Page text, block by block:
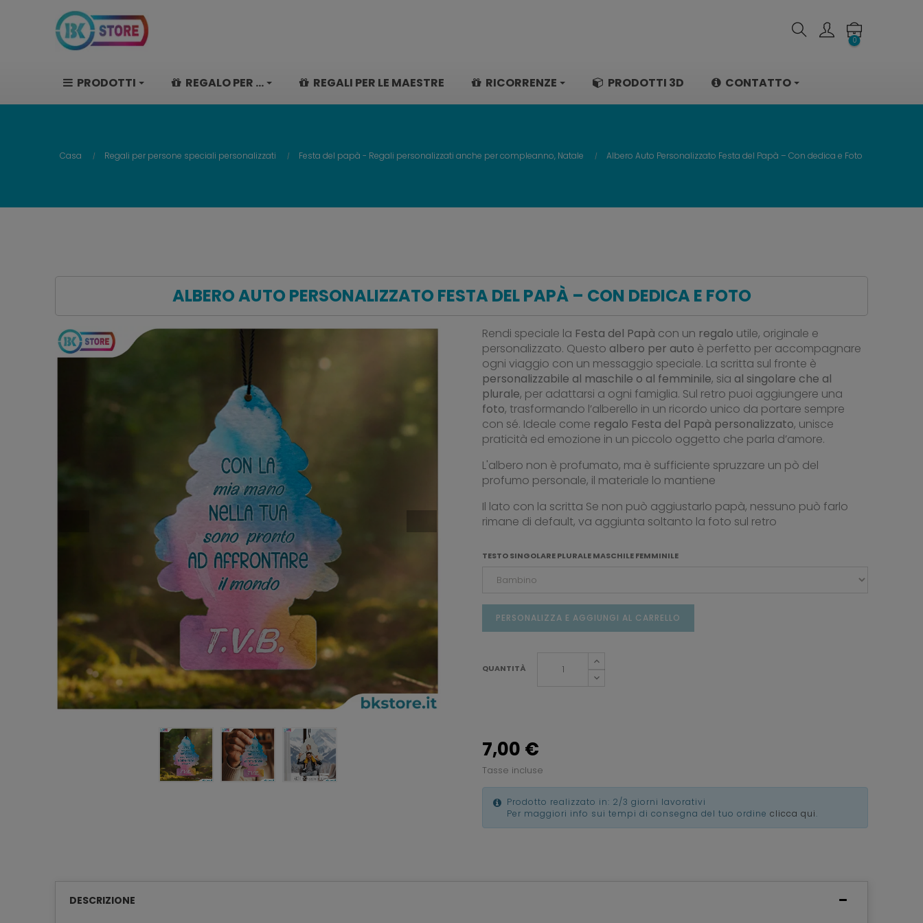
0
PRODOTTI REGALO PER ... REGALI PER LE MAESTRE RICORRENZE PRODOTTI 3D CONTATTO
Casa Regali per persone speciali personalizzati Festa del papà - Regali personalizzati anche per compleanno, Natale Albero Auto Personalizzato Festa del Papà – Con dedica e Foto
ALBERO AUTO PERSONALIZZATO FESTA DEL PAPÀ – CON DEDICA E FOTO
Rendi speciale la Festa del Papà con un regalo utile, originale e
personalizzato. Questo albero per auto è perfetto per accompagnare
ogni viaggio con un messaggio speciale. La scritta sul fronte è
personalizzabile al maschile o al femminile, sia al singolare che al
plurale, per adattarsi a ogni famiglia. Sul retro puoi aggiungere una
foto, trasformando l’alberello in un ricordo unico da portare sempre
con sé. Ideale come regalo Festa del Papà personalizzato, unisce
praticità ed emozione in un piccolo oggetto che parla d’amore.
L'albero non è profumato, ma è sufficiente spruzzare un pò del
profumo personale, il materiale lo mantiene
Il lato con la scritta Se non può aggiustarlo papà, nessuno può farlo
rimane di default, va aggiunta soltanto la foto sul retro
TESTO SINGOLARE PLURALE MASCHILE FEMMINILE
PERSONALIZZA E AGGIUNGI AL CARRELLO
QUANTITÀ
7,00 €
Tasse incluse
Prodotto realizzato in: 2/3 giorni lavorativi
Per maggiori info sui tempi di consegna del tuo ordine clicca qui.
DESCRIZIONE